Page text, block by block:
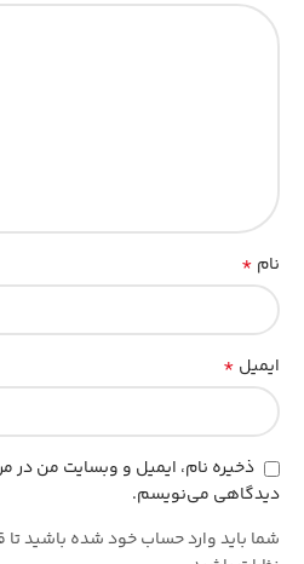
نام *
ایمیل *
ذخیره نام، ایمیل و وبسایت من در
دیدگاهی می‌نویسم.
شما باید وارد حساب خود شده باشید تا